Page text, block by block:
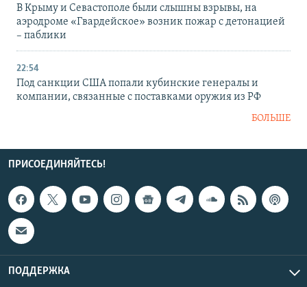
В Крыму и Севастополе были слышны взрывы, на
аэродроме «Гвардейское» возник пожар с детонацией
– паблики
22:54
Под санкции США попали кубинские генералы и
компании, связанные с поставками оружия из РФ
БОЛЬШЕ
ПРИСОЕДИНЯЙТЕСЬ!
ПОДДЕРЖКА